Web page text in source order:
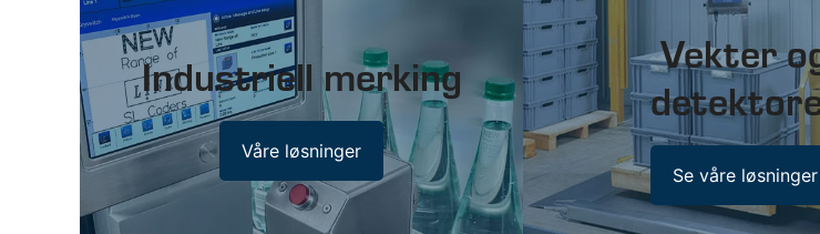
Industriell merking
Våre løsninger
Vekter
Se våre løsninger